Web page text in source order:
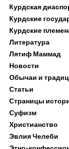
Курдская
Курдские
Курдские
Литература
Лятиф Маммад
Новости
Обычаи и
Статьи
Страницы
Суфизм
Христианство
Эвлия Челеби